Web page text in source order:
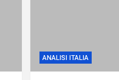
ANALISI ITALIA